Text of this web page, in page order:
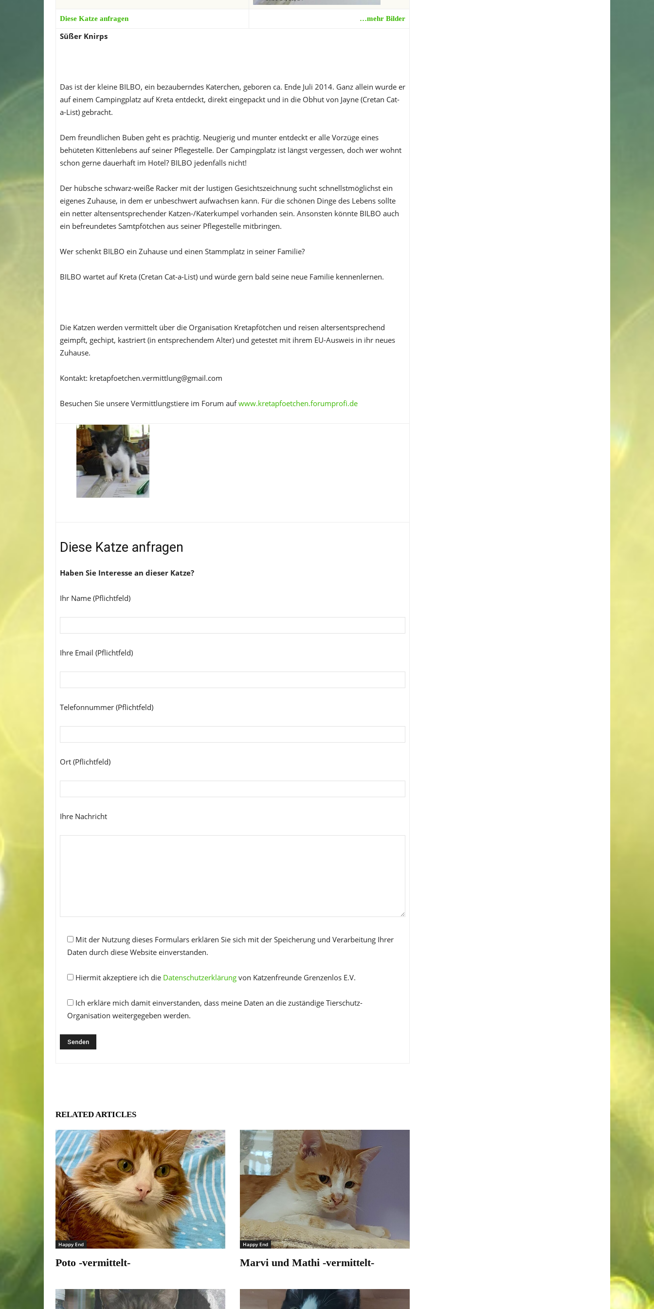
Diese Katze anfragen …mehr Bilder
Süßer Knirps
Das ist der kleine BILBO, ein bezauberndes Katerchen, geboren ca. Ende Juli 2014. Ganz allein wurde er
auf einem Campingplatz auf Kreta entdeckt, direkt eingepackt und in die Obhut von Jayne (Cretan Cat-
a-List) gebracht.
Dem freundlichen Buben geht es prächtig. Neugierig und munter entdeckt er alle Vorzüge eines
behüteten Kittenlebens auf seiner Pflegestelle. Der Campingplatz ist längst vergessen, doch wer wohnt
schon gerne dauerhaft im Hotel? BILBO jedenfalls nicht!
Der hübsche schwarz-weiße Racker mit der lustigen Gesichtszeichnung sucht schnellstmöglichst ein
eigenes Zuhause, in dem er unbeschwert aufwachsen kann. Für die schönen Dinge des Lebens sollte
ein netter altensentsprechender Katzen-/Katerkumpel vorhanden sein. Ansonsten könnte BILBO auch
ein befreundetes Samtpfötchen aus seiner Pflegestelle mitbringen.
Wer schenkt BILBO ein Zuhause und einen Stammplatz in seiner Familie?
BILBO wartet auf Kreta (Cretan Cat-a-List) und würde gern bald seine neue Familie kennenlernen.
Die Katzen werden vermittelt über die Organisation Kretapfötchen und reisen altersentsprechend
geimpft, gechipt, kastriert (in entsprechendem Alter) und getestet mit ihrem EU-Ausweis in ihr neues
Zuhause.
Kontakt: kretapfoetchen.vermittlung@gmail.com
Besuchen Sie unsere Vermittlungstiere im Forum aufwww.kretapfoetchen.forumprofi.de
Diese Katze anfragen
Haben Sie Interesse an dieser Katze?
Ihr Name (Pflichtfeld)
Ihre Email (Pflichtfeld)
Telefonnummer (Pflichtfeld)
Ort (Pflichtfeld)
Ihre Nachricht
Mit der Nutzung dieses Formulars erklären Sie sich mit der Speicherung und Verarbeitung Ihrer
Daten durch diese Website einverstanden.
Hiermit akzeptiere ich die Datenschutzerklärung von Katzenfreunde Grenzenlos E.V.
Ich erkläre mich damit einverstanden, dass meine Daten an die zuständige Tierschutz-
Organisation weitergegeben werden.
RELATED ARTICLES
Happy End
Poto -vermittelt-
Happy End
Marvi und Mathi -vermittelt-